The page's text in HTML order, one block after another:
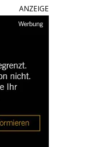
ANZEIGE